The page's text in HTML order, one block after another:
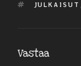
JULKAISUT
Vastaa